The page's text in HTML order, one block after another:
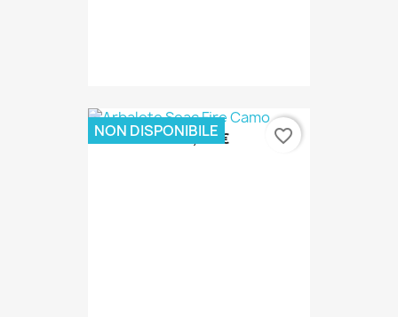
178,00 €
NON DISPONIBILE favorite_border